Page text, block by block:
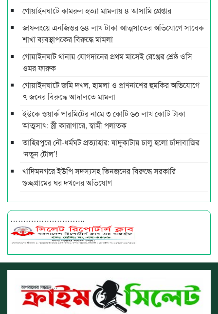
গোয়াইনঘাটে কামরুল হত্যা মামলায় ৪ আসামি গ্রেপ্তার
জাফলংয়ে এনজিওর ৬৪ লাখ টাকা আত্মসাতের অভিযোগে সাবেক
শাখা ব্যবস্থাপকের বিরুদ্ধে মামলা
গোয়াইনঘাট থানায় যোগদানের প্রথম মাসেই রেঞ্জের শ্রেষ্ঠ ওসি
ওমর ফারুক
গোয়াইনঘাটে জমি দখল, হামলা ও প্রাণনাশের হুমকির অভিযোগে
৭ জনের বিরুদ্ধে আদালতে মামলা
ইউকে ওয়ার্ক পারমিটের নামে ৩ কোটি ৬০ লাখ কোটি টাকা
আত্মসাৎ: স্ত্রী কারাগারে, স্বামী পলাতক
তাহিরপুরে নৌ-ধর্মঘট প্রত্যাহার: যাদুকাটায় চালু হলো চাঁদাবাজির
‘নতুন টোল’!
খাদিমনগরে ইউপি সদস্যসহ তিনজনের বিরুদ্ধে সরকারি
গুচ্ছগ্রামের ঘর দখলের অভিযোগ
………………………..